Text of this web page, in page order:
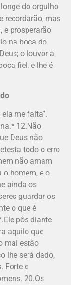
do orgulho
recordarão, mas
e prosperarão
na boca do
o louvor a
fiel, e lhe é
me falta”.
12.Não
Deus não
todo o erro
não amam
o homem, e o
ainda os
guardar os
o que é
pôs diante
aquilo que
mal estão
lhe será dado,
Forte e
20.Os